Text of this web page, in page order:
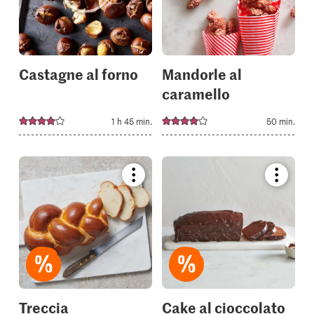
your
collections.
Castagne al forno
1 h 45 min.
your
Mandorle al
caramello
50 min.
Bookmark
recipe
or
add
it
to
your
collections.
Treccia
recipe
to
your
Cake al cioccolato